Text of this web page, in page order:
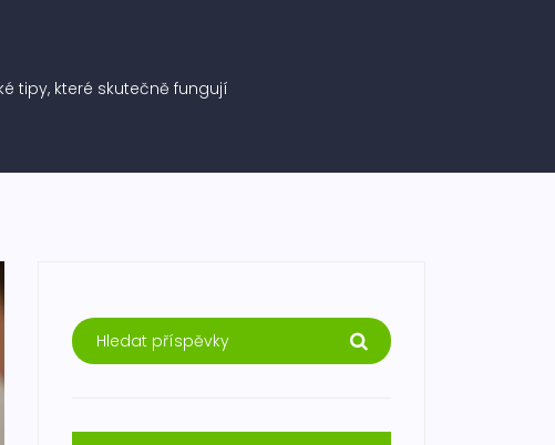
tipy, které skutečně fungují